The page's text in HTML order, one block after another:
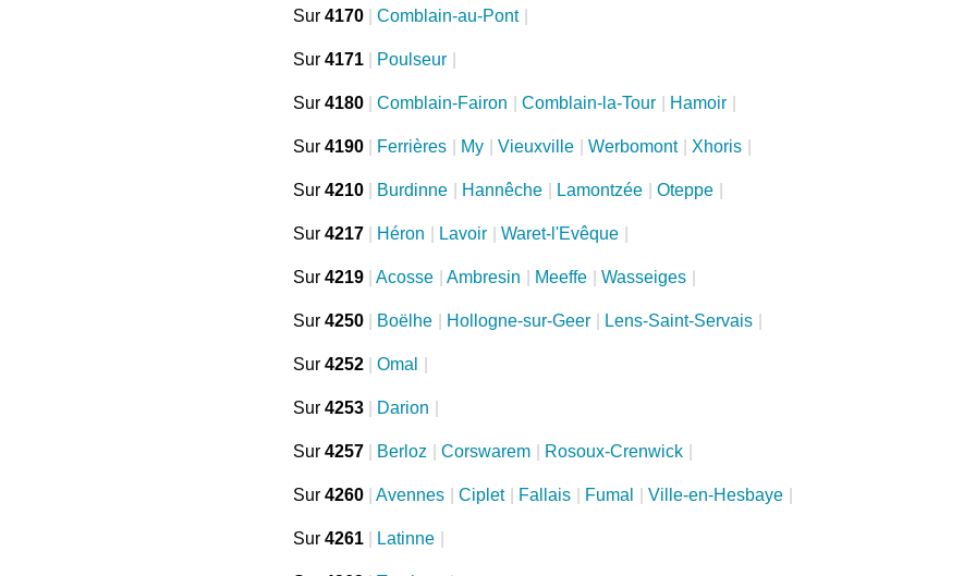
Sur 4170 Comblain-au-Pont
Sur 4171 Poulseur
Sur 4180 Comblain-Fairon Comblain-la-Tour Hamoir
Sur 4190 Ferrières My Vieuxville Werbomont Xhoris
Sur 4210 Burdinne Hannêche Lamontzée Oteppe
Sur 4217 Héron Lavoir Waret-l'Evêque
Sur 4219 Acosse Ambresin Meeffe Wasseiges
Sur 4250 Boëlhe Hollogne-sur-Geer Lens-Saint-Servais
Sur 4252 Omal
Sur 4253 Darion
Sur 4257 Berloz Corswarem Rosoux-Crenwick
Sur 4260 Avennes Ciplet Fallais Fumal Ville-en-Hesbaye
Sur 4261 Latinne